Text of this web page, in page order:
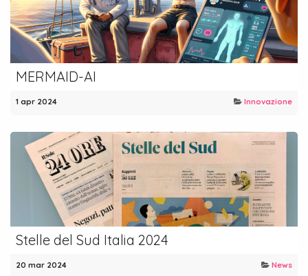
MERMAID-AI
1 apr 2024 Innovazione
Stelle del Sud Italia 2024
20 mar 2024 News